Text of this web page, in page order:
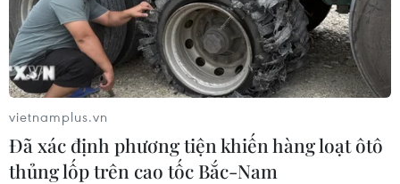
#thời sự hôm nay
#bản tin thời sự
#tội phạm
#truy nã
#tội phạm hình sự #hình sự
#công an
#vụ án
#phạm pháp #pháp luật
#pháp đình
#xã hội
#an ninh xã hội #chính trị
#VietnamPlus
#Vietnam
#Plus.
vietnamplus.vn
Đã xác định phương tiện khiến hàng loạt ôtô
thủng lốp trên cao tốc Bắc-Nam